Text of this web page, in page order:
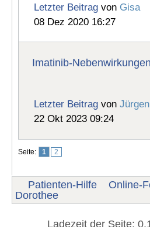
Letzter Beitrag von Gisa
08 Dez 2020 16:27
Imatinib-Nebenwirkungen
Letzter Beitrag von
22 Okt 2023 09:24
Seite: 1 2
Patienten-Hilfe Online-
Dorothee
Ladezeit der Seite: